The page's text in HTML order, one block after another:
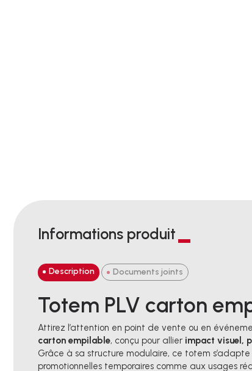
Informations produit
Description Documents joints
Totem PLV carton
Attirez l’attention en point de vente ou en
carton empilable, conçu pour allier impact visuel,
Grâce à sa structure modulaire, ce totem
promotionnelles temporaires comme aux usages